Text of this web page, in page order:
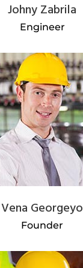
Johny Zabrila
Engineer
Vena Georgeyo
Founder